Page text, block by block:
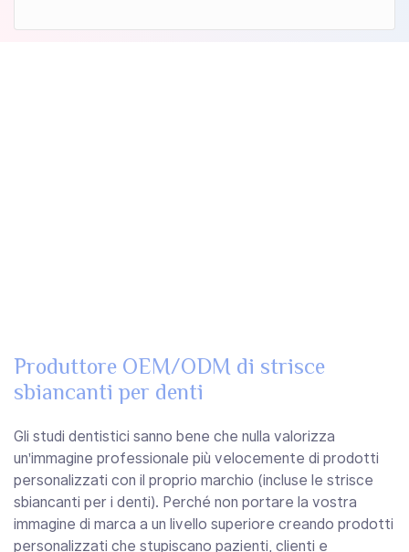
Produttore OEM/ODM di strisce
sbiancanti per denti
Gli studi dentistici sanno bene che nulla valorizza
un'immagine professionale più velocemente di prodotti
personalizzati con il proprio marchio (incluse le strisce
sbiancanti per i denti). Perché non portare la vostra
immagine di marca a un livello superiore creando prodotti
personalizzati che stupiscano pazienti, clienti e